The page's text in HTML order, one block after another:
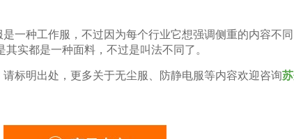
一种工作服，不过因为每个行业它想强调侧重的内容不
其实都是一种面料，不过是叫法不同了。
标明出处，更多关于无尘服、防静电服等内容欢迎咨询